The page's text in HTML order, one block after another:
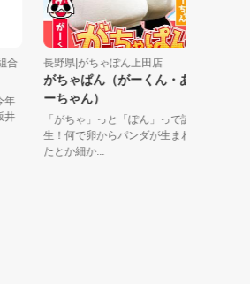
長野県|がちゃぽん上田店
がちゃぱん（がーくん・あ
ーちゃん）
「がちゃ」っと「ぽん」っで誕
生！何で卵からパンダが生まれ
たとか細か...